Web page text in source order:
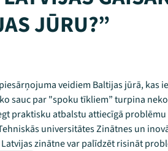
JŪRU?”
veidiem Baltijas jūrā, kas
sauc par "spoku tīkliem” turpina
praktisku atbalstu attiecīgā
universitātes Zinātnes un
zinātne var palīdzēt risināt